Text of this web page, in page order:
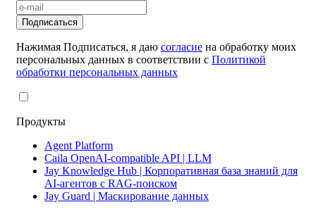
Подписаться
Нажимая Подписаться, я даю согласие на обработку моих
персональных данных в соответствии с Политикой
обработки персональных данных
Продукты
Agent Platform
Caila OpenAI-compatible API | LLM
Jay Knowledge Hub | Корпоративная база знаний для
AI-агентов с RAG-поиском
Jay Guard | Маскирование данных